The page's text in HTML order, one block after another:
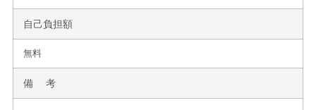
自己負担額
無料
備 考